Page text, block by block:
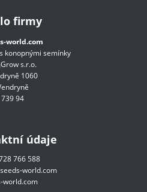
firmy
world.com
konopnými semínky
s.r.o.
1060
739 94
údaje
766 588
world.com
world.com